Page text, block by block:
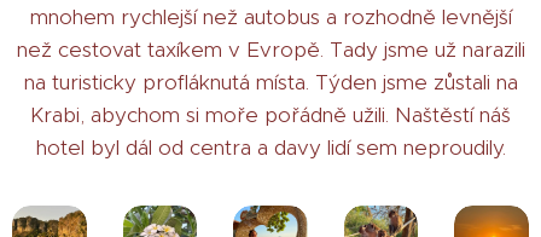
mnohem rychlejší než autobus a rozhodně levnější
než cestovat taxíkem v Evropě. Tady jsme už narazili
na turisticky profláknutá místa. Týden jsme zůstali na
Krabi, abychom si moře pořádně užili. Naštěstí náš
hotel byl dál od centra a davy lidí sem neproudily.